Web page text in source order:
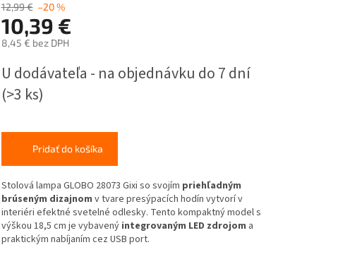
12,99 € –20 %
10,39 €
8,45 € bez DPH
cena:
U dodávateľa - na objednávku do 7 dní
(>3 ks)
Pridať do košíka
Stolová lampa GLOBO 28073 Gixi so svojím priehľadným
brúseným dizajnom v tvare presýpacích hodín vytvorí v
interiéri efektné svetelné odlesky. Tento kompaktný model s
výškou 18,5 cm je vybavený integrovaným LED zdrojom a
praktickým nabíjaním cez USB port.